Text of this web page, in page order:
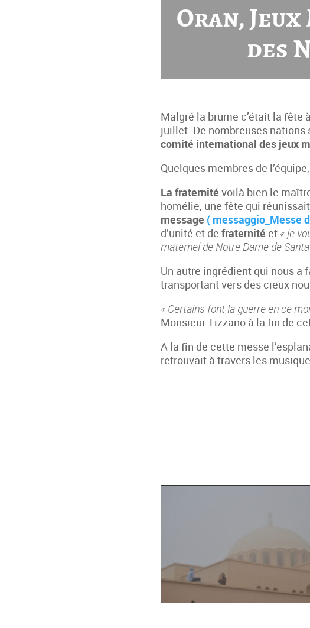
Oran,
des
Malgré la brume c’était la fête
juillet. De nombreuses nations
comité international des jeux
Quelques membres de
La fraternité voilà bien le
homélie, une fête qui
message ( messaggio_Messe
d’unité et de fraternité et « je
maternel de Notre Dame de
Un autre ingrédient qui nous a
transportant vers des cieux
« Certains font la guerre en ce
Monsieur Tizzano à la fin de
A la fin de cette messe
retrouvait à travers les